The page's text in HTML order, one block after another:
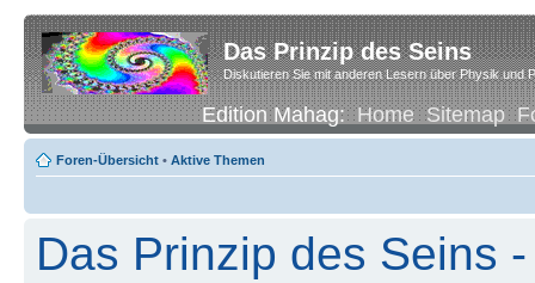
Das Prinzip des Seins
Diskutieren Sie mit anderen Lesern über Physik und
Edition Mahag:Home Sitemap
Foren-Übersicht • Aktive Themen
Das Prinzip des Seins